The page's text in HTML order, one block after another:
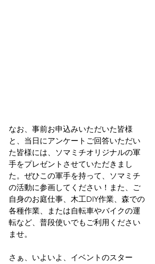
なお、事前お申込みいただいた皆様
と、当日にアンケートご回答いただい
た皆様には、ソマミチオリジナルの軍
手をプレゼントさせていただきまし
た。ぜひこの軍手を持って、ソマミチ
の活動に参画してください！また、ご
自身のお庭仕事、木工DIY作業、森での
各種作業、または自転車やバイクの運
転など、普段使いでもご利用ください
ませ。
さぁ、いよいよ、イベントのスター